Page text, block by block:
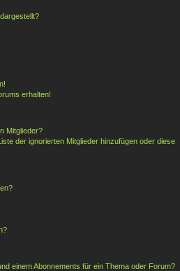
erhalten!
Mitglieder?
der ignorierten Mitglieder hinzufügen oder diese
einem Abonnements für ein Thema oder Forum?